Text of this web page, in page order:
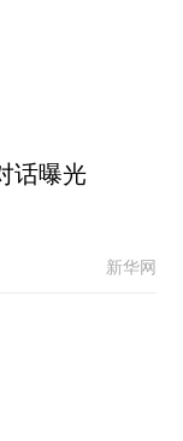
话曝光
新华网